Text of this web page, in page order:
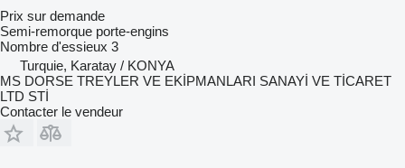
Prix sur demande
Semi-remorque porte-engins
Nombre d'essieux 3
Turquie, Karatay / KONYA
MS DORSE TREYLER VE EKİPMANLARI SANAYİ VE TİCARET
LTD STİ
Contacter le vendeur